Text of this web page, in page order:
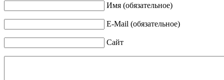
Имя (обязательное)
E-Mail (обязательное)
Сайт